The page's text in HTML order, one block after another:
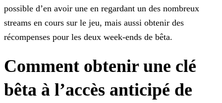
possible d’en avoir une en regardant un des nombreux
streams en cours sur le jeu, mais aussi obtenir des
récompenses pour les deux week-ends de bêta.
Comment obtenir une clé
bêta à l’accès anticipé de